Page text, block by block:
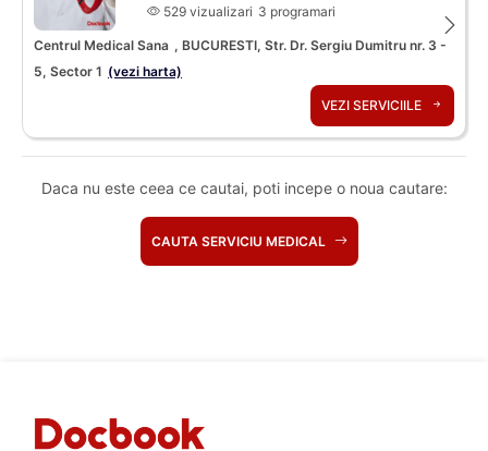
529 vizualizari 3 programari
Centrul Medical Sana , BUCURESTI, Str. Dr. Sergiu Dumitru nr. 3 -
5, Sector 1 (vezi harta)
VEZI SERVICIILE
Daca nu este ceea ce cautai, poti incepe o noua cautare:
CAUTA SERVICIU MEDICAL